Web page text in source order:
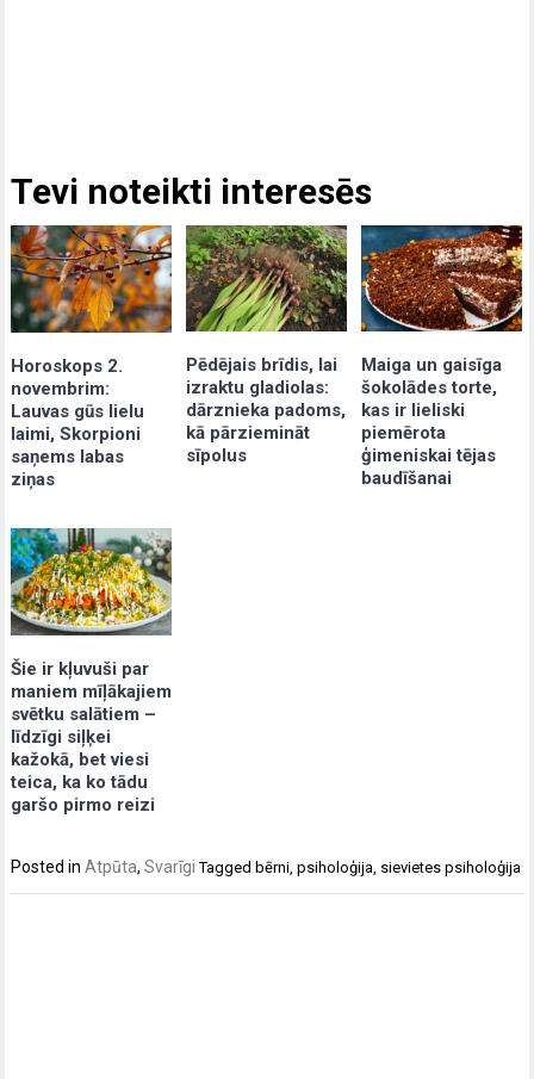
Tevi noteikti interesēs
Horoskops 2.
novembrim:
Lauvas gūs lielu
laimi, Skorpioni
saņems labas
ziņas
Pēdējais brīdis, lai
izraktu gladiolas:
dārznieka padoms,
kā pārziemināt
sīpolus
Maiga un gaisīga
šokolādes torte,
kas ir lieliski
piemērota
ģimeniskai tējas
baudīšanai
Šie ir kļuvuši par
maniem mīļākajiem
svētku salātiem –
līdzīgi siļķei
kažokā, bet viesi
teica, ka ko tādu
garšo pirmo reizi
Posted inAtpūta,Svarīgi Taggedbērni ,psiholoģija sievietes psiholoģija